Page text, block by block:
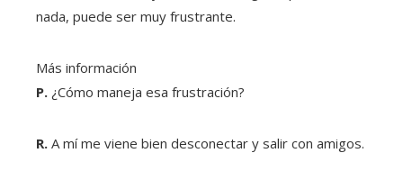
nada, puede ser muy frustrante.
Más información
P. ¿Cómo maneja esa frustración?
R. A mí me viene bien desconectar y salir con amigos.